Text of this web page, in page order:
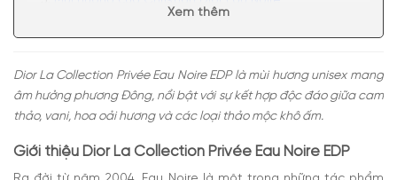
Privée Eau Noire EDP không?
Xem thêm
Dior La Collection Privée Eau Noire EDP là mùi hương unisex mang
âm hưởng phương Đông, nổi bật với sự kết hợp độc đáo giữa cam
thảo, vani, hoa oải hương và các loại thảo mộc khô ấm.
Giới thiệu Dior La Collection Privée Eau Noire EDP